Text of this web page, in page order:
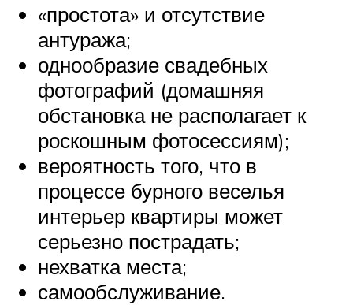
«простота» и отсутствие
антуража;
однообразие свадебных
фотографий (домашняя
обстановка не располагает к
роскошным фотосессиям);
вероятность того, что в
процессе бурного веселья
интерьер квартиры может
серьезно пострадать;
нехватка места;
самообслуживание.